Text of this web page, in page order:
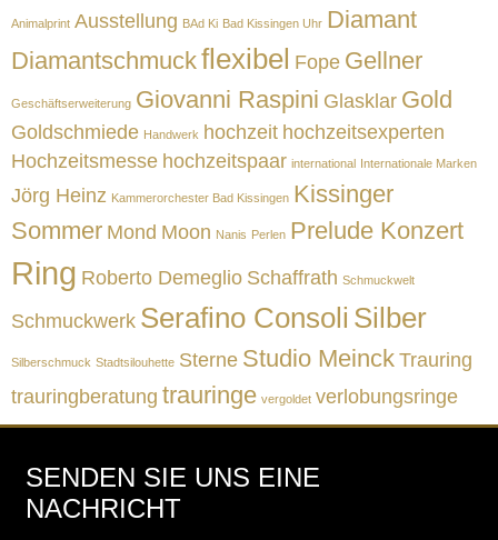
Animalprint Ausstellung BAd Ki Bad Kissingen Uhr Diamant
Diamantschmuckflexibel Fope Gellner
Geschäftserweiterung Giovanni Raspini Glasklar Gold
Goldschmiede Handwerk hochzeit hochzeitsexperten
Hochzeitsmesse hochzeitspaar international Internationale Marken
Jörg Heinz Kammerorchester Bad Kissingen Kissinger
Sommer Mond Moon Nanis Perlen Prelude Konzert
Ring Roberto Demeglio Schaffrath Schmuckwelt
Schmuckwerk Serafino Consoli Silber
Silberschmuck Stadtsilouhette Sterne Studio Meinck Trauring
trauringberatung trauringe vergoldet verlobungsringe
SENDEN SIE UNS EINE
NACHRICHT